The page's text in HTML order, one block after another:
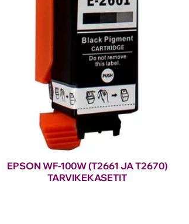
EPSON WF-100W (T2661 JA T2670)
TARVIKEKASETIT